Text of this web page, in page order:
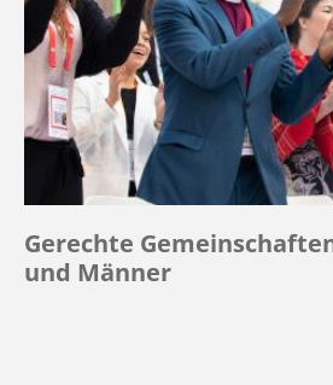
Gerechte
und Männer